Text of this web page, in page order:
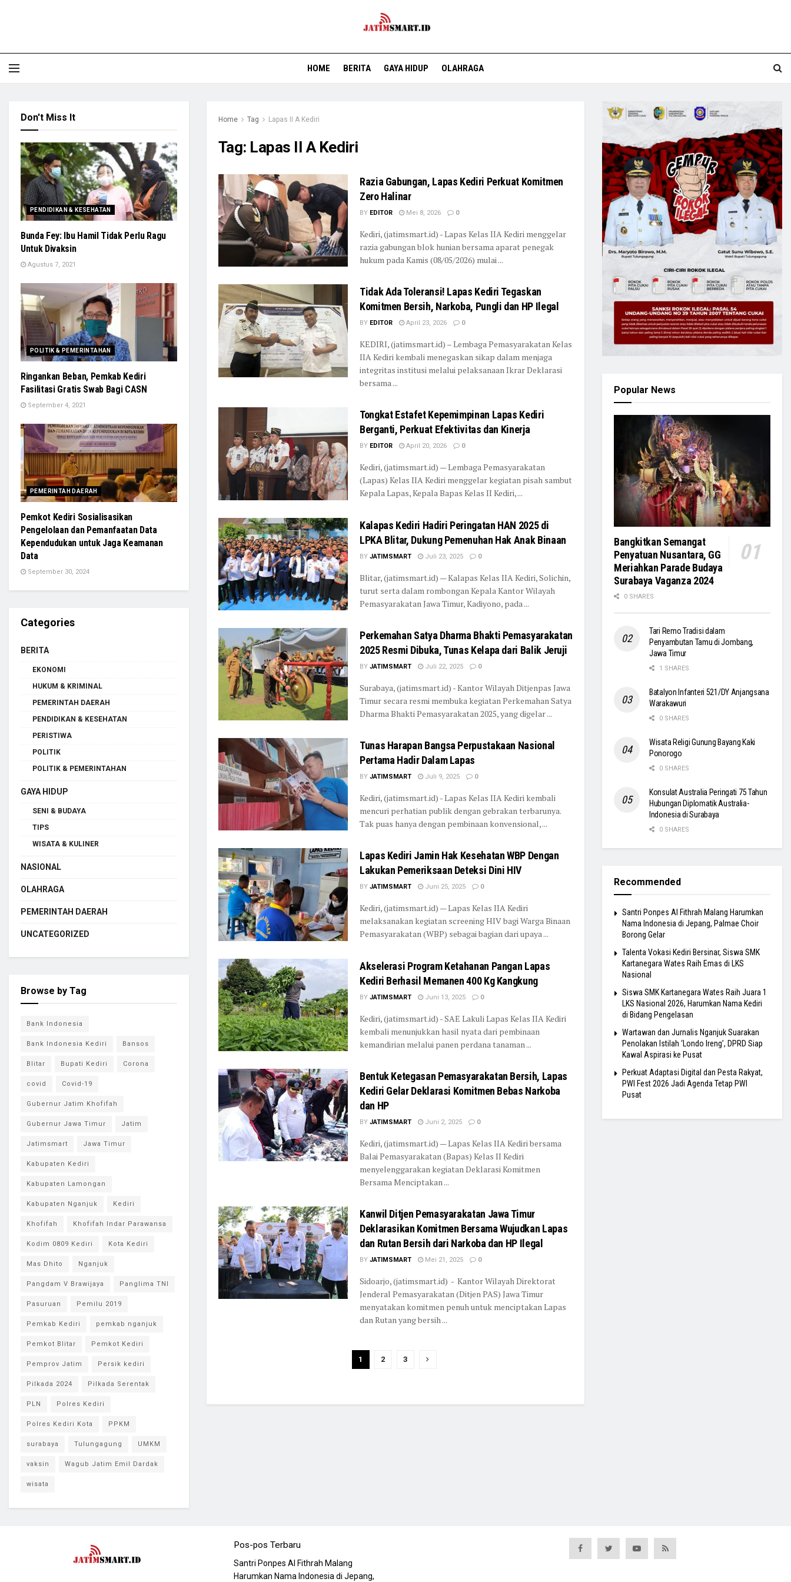
HOME BERITA GAYA HIDUP OLAHRAGA
Home Tag Lapas II A Kediri
Tag: Lapas II A Kediri
Razia Gabungan, Lapas Kediri Perkuat Komitmen
Zero Halinar
BY EDITOR Mei 8, 2026 0
Kediri, (jatimsmart.id) - Lapas Kelas IIA Kediri menggelar
razia gabungan blok hunian bersama aparat penegak
hukum pada Kamis (08/05/2026) mulai ...
Tidak Ada Toleransi! Lapas Kediri Tegaskan
Komitmen Bersih, Narkoba, Pungli dan HP Ilegal
BY EDITOR April 23, 2026 0
KEDIRI, (jatimsmart.id) – Lembaga Pemasyarakatan Kelas
IIA Kediri kembali menegaskan sikap dalam menjaga
integritas institusi melalui pelaksanaan Ikrar Deklarasi
bersama ...
Tongkat Estafet Kepemimpinan Lapas Kediri
Berganti, Perkuat Efektivitas dan Kinerja
BY EDITOR April 20, 2026 0
Kediri, (jatimsmart.id) — Lembaga Pemasyarakatan
(Lapas) Kelas IIA Kediri menggelar kegiatan pisah sambut
Kepala Lapas, Kepala Bapas Kelas II Kediri, ...
Kalapas Kediri Hadiri Peringatan HAN 2025 di
LPKA Blitar, Dukung Pemenuhan Hak Anak Binaan
BY JATIMSMART Juli 23, 2025 0
Blitar, (jatimsmart.id) — Kalapas Kelas IIA Kediri, Solichin,
turut serta dalam rombongan Kepala Kantor Wilayah
Pemasyarakatan Jawa Timur, Kadiyono, pada ...
Perkemahan Satya Dharma Bhakti Pemasyarakatan
2025 Resmi Dibuka, Tunas Kelapa dari Balik Jeruji
BY JATIMSMART Juli 22, 2025 0
Surabaya, (jatimsmart.id) - Kantor Wilayah Ditjenpas Jawa
Timur secara resmi membuka kegiatan Perkemahan Satya
Dharma Bhakti Pemasyarakatan 2025, yang digelar ...
Tunas Harapan Bangsa Perpustakaan Nasional
Pertama Hadir Dalam Lapas
BY JATIMSMART Juli 9, 2025 0
Kediri, (jatimsmart.id) - Lapas Kelas IIA Kediri kembali
mencuri perhatian publik dengan gebrakan terbarunya.
Tak puas hanya dengan pembinaan konvensional, ...
Lapas Kediri Jamin Hak Kesehatan WBP Dengan
Lakukan Pemeriksaan Deteksi Dini HIV
BY JATIMSMART Juni 25, 2025 0
Kediri, (jatimsmart.id) — Lapas Kelas IIA Kediri
melaksanakan kegiatan screening HIV bagi Warga Binaan
Pemasyarakatan (WBP) sebagai bagian dari upaya ...
Akselerasi Program Ketahanan Pangan Lapas
Kediri Berhasil Memanen 400 Kg Kangkung
BY JATIMSMART Juni 13, 2025 0
Kediri, (jatimsmart.id) - SAE Lakuli Lapas Kelas IIA Kediri
kembali menunjukkan hasil nyata dari pembinaan
kemandirian melalui panen perdana tanaman ...
Bentuk Ketegasan Pemasyarakatan Bersih, Lapas
Kediri Gelar Deklarasi Komitmen Bebas Narkoba
dan HP
BY JATIMSMART Juni 2, 2025 0
Kediri, (jatimsmart.id) — Lapas Kelas IIA Kediri bersama
Balai Pemasyarakatan (Bapas) Kelas II Kediri
menyelenggarakan kegiatan Deklarasi Komitmen
Bersama Menciptakan ...
Kanwil Ditjen Pemasyarakatan Jawa Timur
Deklarasikan Komitmen Bersama Wujudkan Lapas
dan Rutan Bersih dari Narkoba dan HP Ilegal
BY JATIMSMART Mei 21, 2025 0
Sidoarjo, (jatimsmart.id) - Kantor Wilayah Direktorat
Jenderal Pemasyarakatan (Ditjen PAS) Jawa Timur
menyatakan komitmen penuh untuk menciptakan Lapas
dan Rutan yang bersih ...
1 2 3
Don't Miss It
PENDIDIKAN & KESEHATAN
Bunda Fey: Ibu Hamil Tidak Perlu Ragu
Untuk Divaksin
Agustus 7, 2021
POLITIK & PEMERINTAHAN
Ringankan Beban, Pemkab Kediri
Fasilitasi Gratis Swab Bagi CASN
September 4, 2021
PEMERINTAH DAERAH
Pemkot Kediri Sosialisasikan
Pengelolaan dan Pemanfaatan Data
Kependudukan untuk Jaga Keamanan
Data
September 30, 2024
Categories
BERITA
EKONOMI
HUKUM & KRIMINAL
PEMERINTAH DAERAH
PENDIDIKAN & KESEHATAN
PERISTIWA
POLITIK
POLITIK & PEMERINTAHAN
GAYA HIDUP
SENI & BUDAYA
TIPS
WISATA & KULINER
NASIONAL
OLAHRAGA
PEMERINTAH DAERAH
UNCATEGORIZED
Browse by Tag
Bank Indonesia
Bank Indonesia Kediri Bansos
Blitar Bupati Kediri Corona
covid Covid-19
Gubernur Jatim Khofifah
Gubernur Jawa Timur Jatim
Jatimsmart Jawa Timur
Kabupaten Kediri
Kabupaten Lamongan
Kabupaten Nganjuk Kediri
Khofifah Khofifah Indar Parawansa
Kodim 0809 Kediri Kota Kediri
Mas Dhito Nganjuk
Pangdam V Brawijaya Panglima TNI
Pasuruan Pemilu 2019
Pemkab Kediri pemkab nganjuk
Pemkot Blitar Pemkot Kediri
Pemprov Jatim Persik kediri
Pilkada 2024 Pilkada Serentak
PLN Polres Kediri
Polres Kediri Kota PPKM
surabaya Tulungagung UMKM
vaksin Wagub Jatim Emil Dardak
wisata
Popular News
Bangkitkan Semangat
Penyatuan Nusantara, GG
Meriahkan Parade Budaya
Surabaya Vaganza 2024
0 SHARES
Tari Remo Tradisi dalam
Penyambutan Tamu di Jombang,
Jawa Timur
1 SHARES
Batalyon Infanteri 521/DY Anjangsana
Warakawuri
0 SHARES
Wisata Religi Gunung Bayang Kaki
Ponorogo
0 SHARES
Konsulat Australia Peringati 75 Tahun
Hubungan Diplomatik Australia-
Indonesia di Surabaya
0 SHARES
Recommended
Santri Ponpes Al Fithrah Malang Harumkan
Nama Indonesia di Jepang, Palmae Choir
Borong Gelar
Talenta Vokasi Kediri Bersinar, Siswa SMK
Kartanegara Wates Raih Emas di LKS
Nasional
Siswa SMK Kartanegara Wates Raih Juara 1
LKS Nasional 2026, Harumkan Nama Kediri
di Bidang Pengelasan
Wartawan dan Jurnalis Nganjuk Suarakan
Penolakan Istilah ‘Londo Ireng’, DPRD Siap
Kawal Aspirasi ke Pusat
Perkuat Adaptasi Digital dan Pesta Rakyat,
PWI Fest 2026 Jadi Agenda Tetap PWI
Pusat
Pos-pos Terbaru
Santri Ponpes Al Fithrah Malang
Harumkan Nama Indonesia di Jepang,